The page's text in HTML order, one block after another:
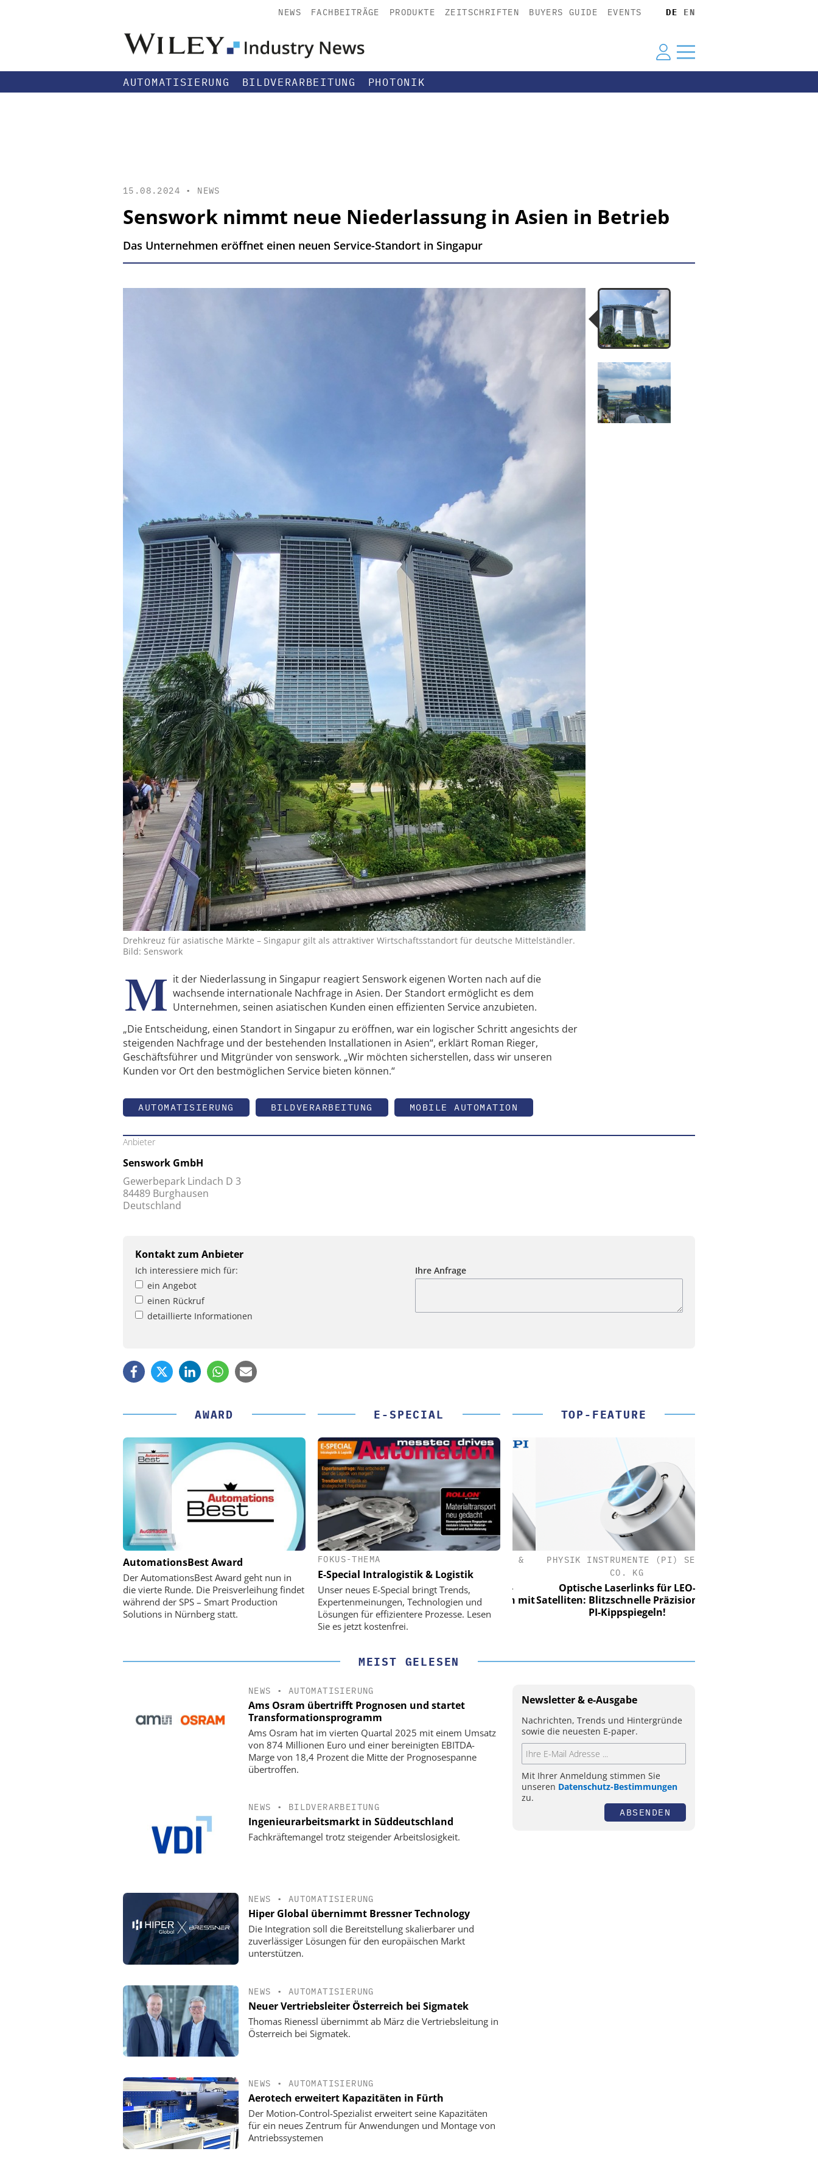
NEWS FACHBEITRÄGE PRODUKTE ZEITSCHRIFTEN BUYERS GUIDE EVENTS DE EN
AUTOMATISIERUNG BILDVERARBEITUNG PHOTONIK
15.08.2024 • NEWS
Senswork nimmt neue Niederlassung in Asien in Betrieb
Das Unternehmen eröffnet einen neuen Service-Standort in Singapur
Drehkreuz für asiatische Märkte – Singapur gilt als attraktiver Wirtschaftsstandort für deutsche Mittelständler.
Bild: Senswork
M it der Niederlassung in Singapur reagiert Senswork eigenen Worten nach auf die
wachsende internationale Nachfrage in Asien. Der Standort ermöglicht es dem
Unternehmen, seinen asiatischen Kunden einen effizienten Service anzubieten.
„Die Entscheidung, einen Standort in Singapur zu eröffnen, war ein logischer Schritt angesichts der
steigenden Nachfrage und der bestehenden Installationen in Asien“, erklärt Roman Rieger,
Geschäftsführer und Mitgründer von senswork. „Wir möchten sicherstellen, dass wir unseren
Kunden vor Ort den bestmöglichen Service bieten können.“
AUTOMATISIERUNG BILDVERARBEITUNG MOBILE AUTOMATION
Anbieter
Senswork GmbH
Gewerbepark Lindach D 3
84489 Burghausen
Deutschland
Kontakt zum Anbieter
Ich interessiere mich für:
ein Angebot
einen Rückruf
detaillierte Informationen
Ihre Anfrage
AWARD
AutomationsBest Award
Der AutomationsBest Award geht nun in
die vierte Runde. Die Preisverleihung findet
während der SPS – Smart Production
Solutions in Nürnberg statt.
E-SPECIAL
FOKUS-THEMA
E-Special Intralogistik & Logistik
Unser neues E-Special bringt Trends,
Expertenmeinungen, Technologien und
Lösungen für effizientere Prozesse. Lesen
Sie es jetzt kostenfrei.
TOP-FEATURE
PHYSIK INSTRUMENTE (PI) SE &
CO. KG
Optische Laserlinks für LEO-
Satelliten: Blitzschnelle Präzision mit
PI-Kippspiegeln!
PHYSIK INSTRUMENTE (PI) SE &
CO. KG
Optische Laserlinks für LEO-
Satelliten: Blitzschnelle Präzision mit
PI-Kippspiegeln!
PHYSIK INSTRUMENTE (PI) SE &
CO. KG
Optische Laserlinks für LEO-
Satelliten: Blitzschnelle Präzision mit
PI-Kippspiegeln!
MEIST GELESEN
NEWS • AUTOMATISIERUNG
Ams Osram übertrifft Prognosen und startet
Transformationsprogramm
Ams Osram hat im vierten Quartal 2025 mit einem Umsatz
von 874 Millionen Euro und einer bereinigten EBITDA-
Marge von 18,4 Prozent die Mitte der Prognosespanne
übertroffen.
NEWS • BILDVERARBEITUNG
Ingenieurarbeitsmarkt in Süddeutschland
Fachkräftemangel trotz steigender Arbeitslosigkeit.
NEWS • AUTOMATISIERUNG
Hiper Global übernimmt Bressner Technology
Die Integration soll die Bereitstellung skalierbarer und
zuverlässiger Lösungen für den europäischen Markt
unterstützen.
NEWS • AUTOMATISIERUNG
Neuer Vertriebsleiter Österreich bei Sigmatek
Thomas Rienessl übernimmt ab März die Vertriebsleitung in
Österreich bei Sigmatek.
NEWS • AUTOMATISIERUNG
Aerotech erweitert Kapazitäten in Fürth
Der Motion-Control-Spezialist erweitert seine Kapazitäten
für ein neues Zentrum für Anwendungen und Montage von
Antriebssystemen
Newsletter & e-Ausgabe
Nachrichten, Trends und Hintergründe
sowie die neuesten E-paper.
Mit Ihrer Anmeldung stimmen Sie
unseren Datenschutz-Bestimmungen
zu.
ABSENDEN